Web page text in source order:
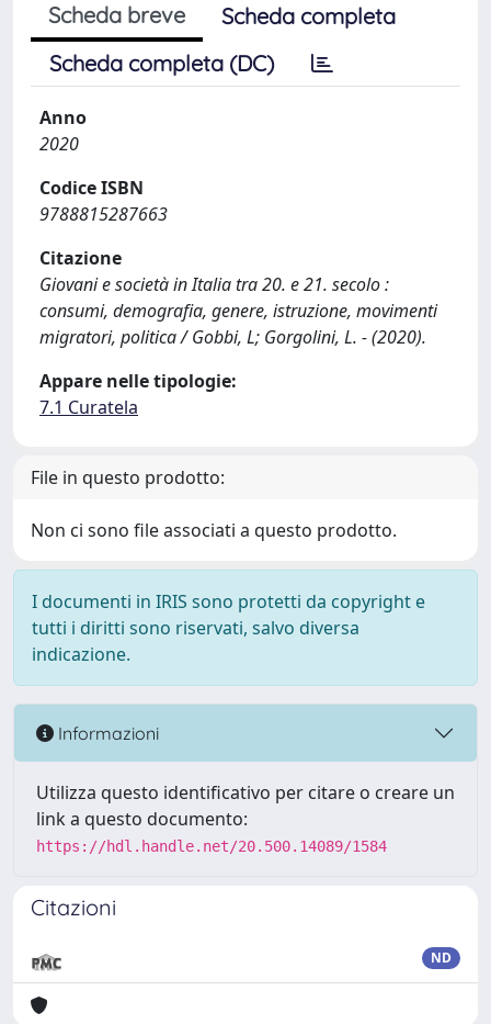
Scheda breve
Scheda completa
Scheda completa (DC)
Anno
2020
Codice ISBN
9788815287663
Citazione
Giovani e società in Italia tra 20. e 21. secolo :
consumi, demografia, genere, istruzione, movimenti
migratori, politica / Gobbi, L; Gorgolini, L. - (2020).
Appare nelle tipologie:
7.1 Curatela
File in questo prodotto:
Non ci sono file associati a questo prodotto.
I documenti in IRIS sono protetti da copyright e
tutti i diritti sono riservati, salvo diversa
indicazione.
Informazioni
Utilizza questo identificativo per citare o creare un
link a questo documento:
https://hdl.handle.net/20.500.14089/1584
Citazioni
ND